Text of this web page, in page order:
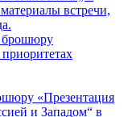
брошюру
«Презентация
и Западом“ в